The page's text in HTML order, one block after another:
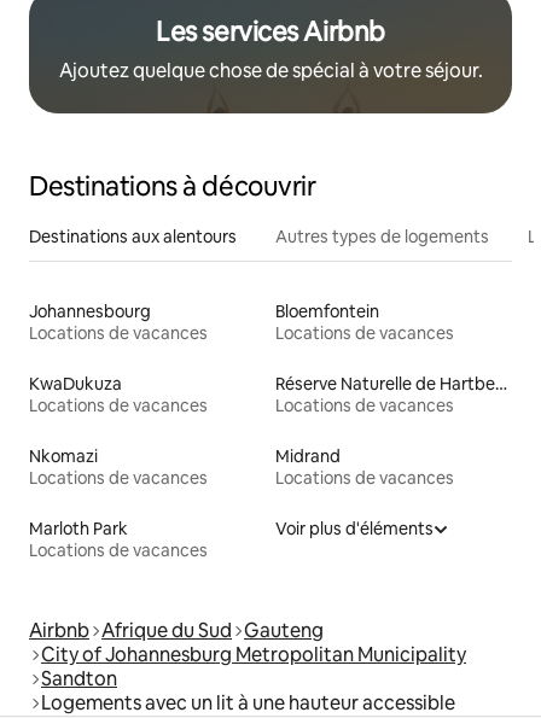
Les services Airbnb
Ajoutez quelque chose de spécial à votre séjour.
Destinations à découvrir
Destinations aux alentours Autres types de logements
Johannesbourg
Locations de vacances
Bloemfontein
Locations de vacances
KwaDukuza
Locations de vacances
Réserve Naturelle de Hartbeespoort
Locations de vacances
Nkomazi
Locations de vacances
Midrand
Locations de vacances
Marloth Park
Locations de vacances
Voir plus d'éléments
Airbnb Afrique du Sud Gauteng
City of Johannesburg Metropolitan Municipality
Sandton
Logements avec un lit à une hauteur accessible